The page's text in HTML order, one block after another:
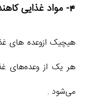
4- مواد غذایی کاهنده اشتها
هیچیک ازوعده های
هر یک از وعده‌های
می‌شود .